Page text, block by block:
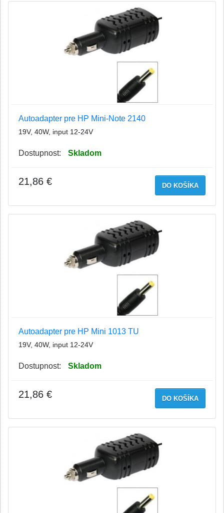
Autoadapter pre HP Mini-Note 2140
19V, 40W, input 12-24V
Dostupnost: Skladom
DO KOŠÍKA
21,86 €
Autoadapter pre HP Mini 1013 TU
19V, 40W, input 12-24V
Dostupnost: Skladom
DO KOŠÍKA
21,86 €